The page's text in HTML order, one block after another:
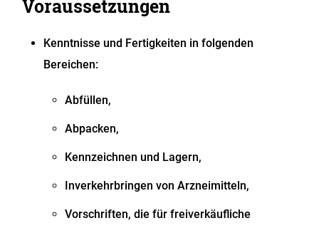
Voraussetzungen
Kenntnisse und Fertigkeiten in folgenden
Bereichen:
Abfüllen,
Abpacken,
Kennzeichnen und Lagern,
Inverkehrbringen von Arzneimitteln,
Vorschriften, die für freiverkäufliche